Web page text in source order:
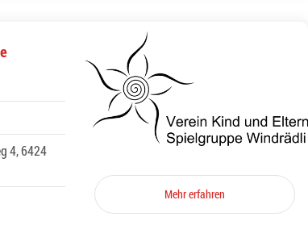
4, 6424
Mehr erfahren